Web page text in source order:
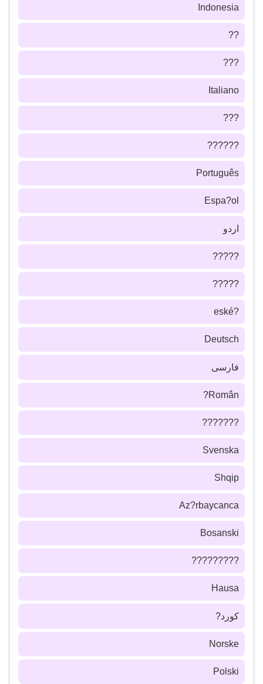
Indonesia
??
???
Italiano
???
??????
Português
Espa?ol
اردو
?????
?????
?eské
Deutsch
فارسى
Român?
???????
Svenska
Shqip
Az?rbaycanca
Bosanski
?????????
Hausa
كورد?
Norske
Polski